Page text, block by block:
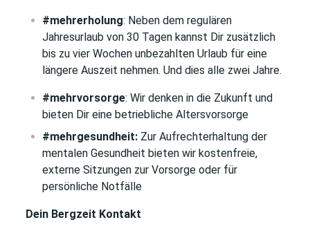
#mehrerholung: Neben dem regulären
Jahresurlaub von 30 Tagen kannst Dir zusätzlich
bis zu vier Wochen unbezahlten Urlaub für eine
längere Auszeit nehmen. Und dies alle zwei Jahre.
#mehrvorsorge: Wir denken in die Zukunft und
bieten Dir eine betriebliche Altersvorsorge
#mehrgesundheit: Zur Aufrechterhaltung der
mentalen Gesundheit bieten wir kostenfreie,
externe Sitzungen zur Vorsorge oder für
persönliche Notfälle
Dein Bergzeit Kontakt